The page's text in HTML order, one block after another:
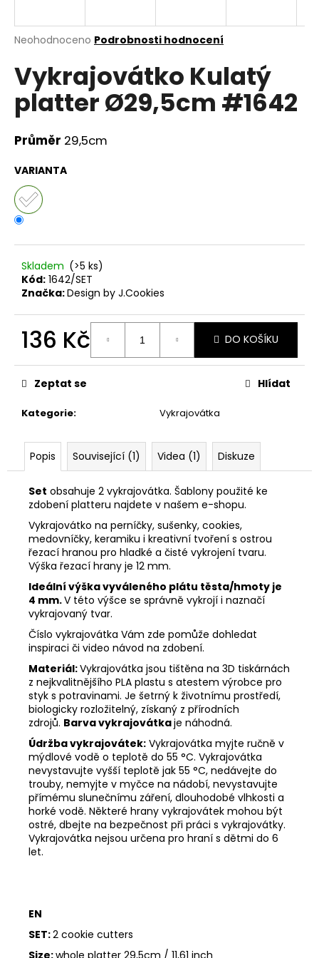
Průměrné
produktu
je
5
hvězdiček.
Neohodnoceno Podrobnosti hodnocení
Vykrajovátko Kulatý
platter Ø29,5cm #1642
Průměr 29,5cm
VARIANTA
Skladem (>5 ks)
Kód: 1642/SET
Značka:Design by J.Cookies
136 Kč
cena:
DO KOŠÍKU
Kategorie: Vykrajovátka
Zeptat se Hlídat
Popis Související (1) Videa (1) Diskuze
Set obsahuje 2 vykrajovátka. Šablony použité ke
zdobení platteru najdete v našem e-shopu.
Vykrajovátko na perníčky, sušenky, cookies,
medovníčky, keramiku i kreativní tvoření s ostrou
řezací hranou pro hladké a čisté vykrojení tvaru.
Výška řezací hrany je 12 mm.
Ideální výška vyváleného plátu těsta/hmoty je
4 mm.V této výšce se správně vykrojí i naznačí
vykrajovaný tvar.
Číslo vykrajovátka Vám zde pomůže dohledat
inspiraci či video návod na zdobení.
Materiál:Vykrajovátka jsou tištěna na 3D tiskárnách
z nejkvalitnějšího PLA plastu s atestem výrobce pro
styk s potravinami. Je šetrný k životnímu prostředí,
biologicky rozložitelný, získaný z přírodních
zdrojů. Barva vykrajovátkaje náhodná.
Údržba vykrajovátek: Vykrajovátka myjte ručně v
mýdlové vodě o teplotě do 55 °C. Vykrajovátka
nevystavujte vyšší teplotě jak 55 °C, nedávejte do
trouby, nemyjte v myčce na nádobí, nevystavujte
přímému slunečnímu záření, dlouhodobé vlhkosti a
horké vodě. Některé hrany vykrajovátek mohou být
ostré, dbejte na bezpečnost při práci s vykrajovátky.
Vykrajovátka nejsou určena pro hraní s dětmi do 6
let.
EN
SET:2 cookie cutters
Size:whole platter 29,5cm / 11,61 inch
j
t
?
D
o
p
o
č
u
e
m
VYKRAJOVÁTKA
CHRISTMAS
49
Kč